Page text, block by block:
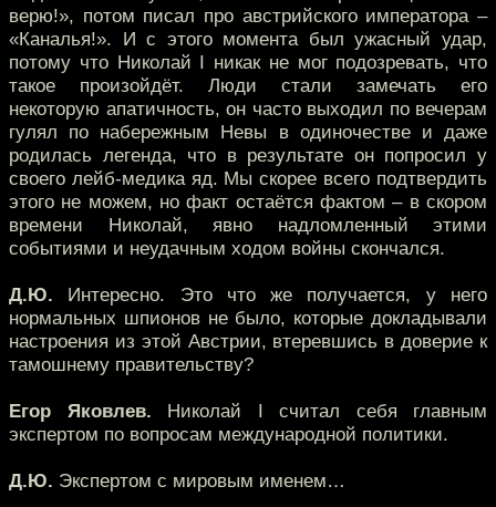
верю!», потом писал про австрийского императора –
«Каналья!». И с этого момента был ужасный удар,
потому что Николай I никак не мог подозревать, что
такое произойдёт. Люди стали замечать его
некоторую апатичность, он часто выходил по вечерам
гулял по набережным Невы в одиночестве и даже
родилась легенда, что в результате он попросил у
своего лейб-медика яд. Мы скорее всего подтвердить
этого не можем, но факт остаётся фактом – в скором
времени Николай, явно надломленный этими
событиями и неудачным ходом войны скончался.
Д.Ю. Интересно. Это что же получается, у него
нормальных шпионов не было, которые докладывали
настроения из этой Австрии, втеревшись в доверие к
тамошнему правительству?
Егор Яковлев. Николай I считал себя главным
экспертом по вопросам международной политики.
Д.Ю. Экспертом с мировым именем…